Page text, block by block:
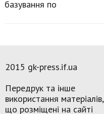
базування по
2015 gk-press.if.ua
Передрук та інше
використання матеріалів,
що розміщені на сайті